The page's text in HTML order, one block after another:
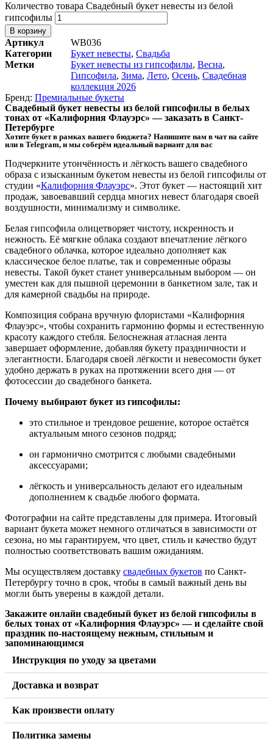
Количество товара Свадебный букет невесты из белой
гипсофилы
В корзину
Артикул
WB036
Категории
Букет невесты, Свадьба
Метки
Букет невесты из гипсофилы, Весна,
Гипсофила, Зима, Лето, Осень, Свадебная
коллекция 2026
Бренд: Премиальные букеты
Свадебный букет невесты из белой гипсофилы в белых
тонах от «Калифорния Флауэрс» — заказать в Санкт-
Петербурге
Хотите букет в рамках вашего бюджета? Напишите нам в чат на сайте
или в Telegram, и мы соберём идеальный вариант для вас
Подчеркните утончённость и лёгкость вашего свадебного
образа с изысканным букетом невесты из белой гипсофилы от
студии «Калифорния Флауэрс». Этот букет — настоящий хит
продаж, завоевавший сердца многих невест благодаря своей
воздушности, минимализму и символике.
Белая гипсофила олицетворяет чистоту, искренность и
нежность. Её мягкие облака создают впечатление лёгкого
свадебного облачка, которое идеально дополняет как
классическое белое платье, так и современные образы
невесты. Такой букет станет универсальным выбором — он
уместен как для пышной церемонии в банкетном зале, так и
для камерной свадьбы на природе.
Композиция собрана вручную флористами «Калифорния
Флауэрс», чтобы сохранить гармонию формы и естественную
красоту каждого стебля. Белоснежная атласная лента
завершает оформление, добавляя букету праздничности и
элегантности. Благодаря своей лёгкости и невесомости букет
удобно держать в руках на протяжении всего дня — от
фотосессии до свадебного банкета.
Почему выбирают букет из гипсофилы:
это стильное и трендовое решение, которое остаётся
актуальным много сезонов подряд;
он гармонично смотрится с любыми свадебными
аксессуарами;
лёгкость и универсальность делают его идеальным
дополнением к свадьбе любого формата.
Фотографии на сайте представлены для примера. Итоговый
вариант букета может немного отличаться в зависимости от
сезона, но мы гарантируем, что цвет, стиль и качество будут
полностью соответствовать вашим ожиданиям.
Мы осуществляем доставку свадебных букетов по Санкт-
Петербургу точно в срок, чтобы в самый важный день вы
могли быть уверены в каждой детали.
Закажите онлайн свадебный букет из белой гипсофилы в
белых тонах от «Калифорния Флауэрс» — и сделайте свой
праздник по-настоящему нежным, стильным и
запоминающимся
Инструкция по уходу за цветами
Доставка и возврат
Как произвести оплату
Политика замены